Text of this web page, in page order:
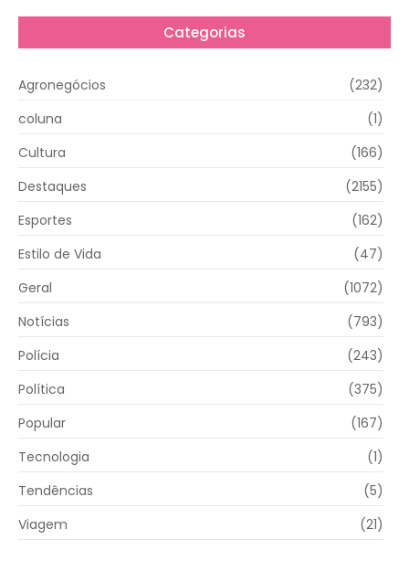
Categorias
Agronegócios
(232)
coluna
(1)
Cultura
(166)
Destaques
(2155)
Esportes
(162)
Estilo de Vida
(47)
Geral
(1072)
Notícias
(793)
Polícia
(243)
Política
(375)
Popular
(167)
Tecnologia
(1)
Tendências
(5)
Viagem
(21)